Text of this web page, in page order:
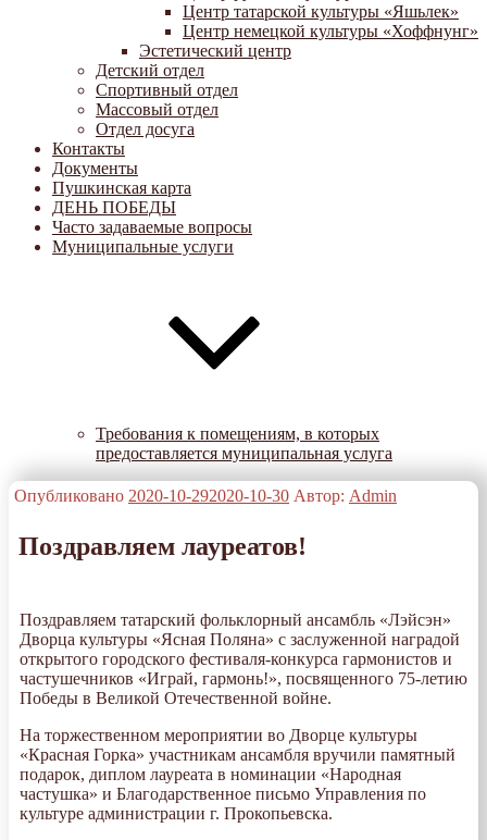
Центр татарской культуры «Яшьлек»
Центр немецкой культуры «Хоффнунг»
Эстетический центр
Детский отдел
Спортивный отдел
Массовый отдел
Отдел досуга
Контакты
Документы
Пушкинская карта
ДЕНЬ ПОБЕДЫ
Часто задаваемые вопросы
Муниципальные услуги
Требования к помещениям, в которых
предоставляется муниципальная услуга
Опубликовано 2020-10-292020-10-30 Автор: Admin
Поздравляем лауреатов!
Поздравляем татарский фольклорный ансамбль «Лэйсэн»
Дворца культуры «Ясная Поляна» с заслуженной наградой
открытого городского фестиваля-конкурса гармонистов и
частушечников «Играй, гармонь!», посвященного 75-летию
Победы в Великой Отечественной войне.
На торжественном мероприятии во Дворце культуры
«Красная Горка» участникам ансамбля вручили памятный
подарок, диплом лауреата в номинации «Народная
частушка» и Благодарственное письмо Управления по
культуре администрации г. Прокопьевска.